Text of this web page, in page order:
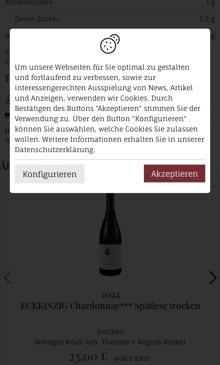
Kohlenhydrate 1 g
Davon Zucker 0,2 g
Ballaststoffe 0 g
Enthält geringfügige Mengen von Fett, gesättigten Fettsäuren,
Eiweiß und Salz.
Produzent
Weingut Knab Inh. Thomas + Regina Rinker
Deutschland / Baden
Hennengärtle 1a
79346 Endingen am Kaiserstuhl
Ähnliche Produkte
2024
ECKKINZIG Chardonnay*** Spätlese trocken
trocken
Weingut Knab Inh. Thomas + Regina Rinker
23,00 € 30,67 €/Liter
Um unsere Webseiten für Sie optimal zu gestalten
und fortlaufend zu verbessen, sowie zur
interessengerechten Ausspielung von News, Artikel
und Anzeigen, verwenden wir Cookies. Durch
Bestätigen des Buttons "Akzeptieren" stimmen Sie der
Verwendung zu. Über den Button "Konfigurieren"
können Sie auswählen, welche Cookies Sie zulassen
wollen. Weitere Informationen erhalten Sie in unserer
Datenschutzerklärung.
Konfigurieren Akzeptieren